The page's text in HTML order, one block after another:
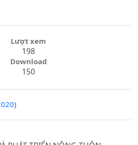
Lượt xem
198
Download
150